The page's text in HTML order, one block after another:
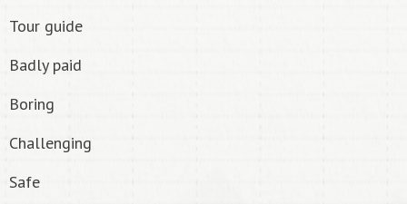
Tour guide
Badly paid
Boring
Challenging
Safe